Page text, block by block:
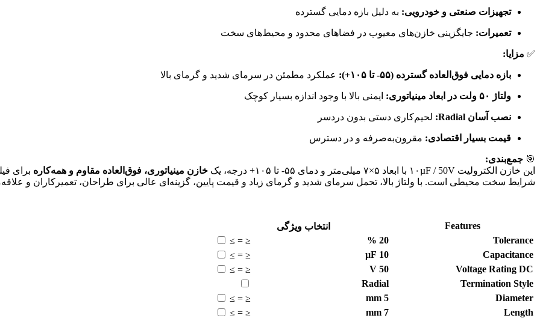
تجهیزات صنعتی و خودرویی: به دلیل بازه دمایی گسترده
تعمیرات: جایگزینی خازن‌های معیوب در فضاهای محدود و محیط‌های سخت
✅ مزایا:
بازه دمایی فوق‌العاده گسترده (۵۵- تا ۱۰۵+): عملکرد مطمئن در سرمای شدید و گرمای بالا
ولتاژ ۵۰ ولت در ابعاد مینیاتوری: ایمنی بالا با وجود اندازه بسیار کوچک
نصب آسان Radial: لحیم‌کاری دستی بدون دردسر
قیمت بسیار اقتصادی: مقرون‌به‌صرفه و در دسترس
🎯 جمع‌بندی:
این خازن الکترولیت ۱۰µF / 50V با ابعاد ۵×۷ میلی‌متر و دمای ۵۵- تا ۱۰۵+ درجه، یک
خازن مینیاتوری، فوق‌العاده مقاوم و همه‌کاره برای
شرایط سخت محیطی است. با ولتاژ بالا، تحمل سرمای شدید و گرمای زیاد و قیمت پایین، گزینه‌ای عالی برای طراحان، تعمیرکاران و
Features
انتخاب ویژگی
Tolerance
20
%
≤
=
≥
Capacitance
10
µF
≤
=
≥
Voltage Rating DC
50
V
≤
=
≥
Termination Style
Radial
Diameter
5
mm
≤
=
≥
Length
7
mm
≤
=
≥